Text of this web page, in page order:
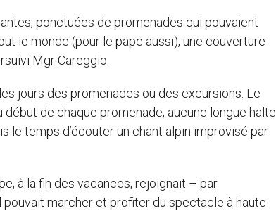
ponctuées de promenades qui pouvaient
le monde (pour le pape aussi), une couverture
Mgr Careggio.
jours des promenades ou des excursions. Le
de chaque promenade, aucune longue halte
le temps d’écouter un chant alpin improvisé par
à la fin des vacances, rejoignait – par
marcher et profiter du spectacle à haute